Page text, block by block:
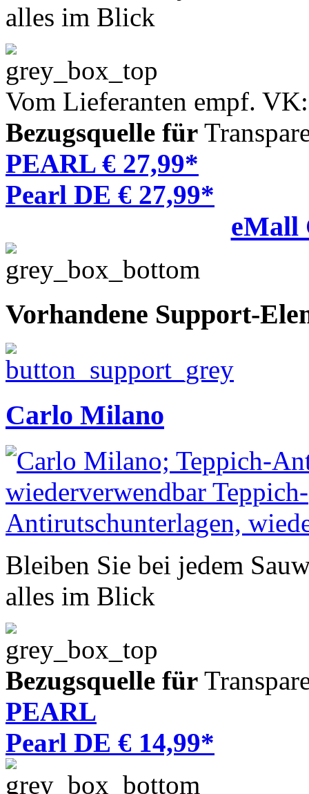
alles im Blick
Vom Lieferanten empf.
Bezugsquelle für
PEARL € 27,99*
Pearl DE € 27,99*
eMall
Vorhandene Support-
Carlo Milano
Bleiben Sie bei jedem
alles im Blick
Bezugsquelle für
PEARL
Pearl DE € 14,99*